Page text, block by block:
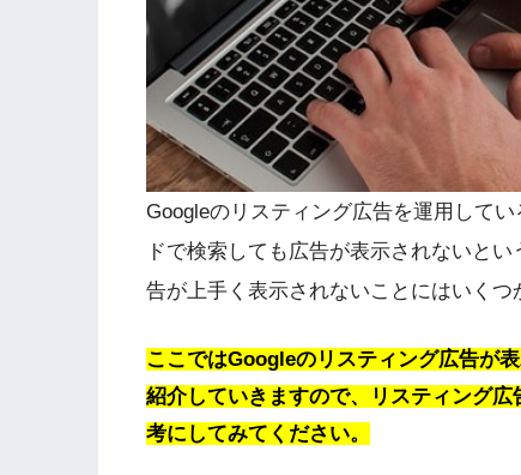
Googleのリスティング広告を運用して
ドで検索しても広告が表示されないと
告が上手く表示されないことにはいくつ
ここではGoogleのリスティング広告が
紹介していきますので、リスティング
考にしてみてください。